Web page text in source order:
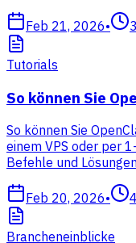
Feb 21, 2026• 3
Tutorials
So können Sie
So können Sie
einem VPS oder per
Befehle und
Feb 20, 2026• 4
Brancheneinblicke